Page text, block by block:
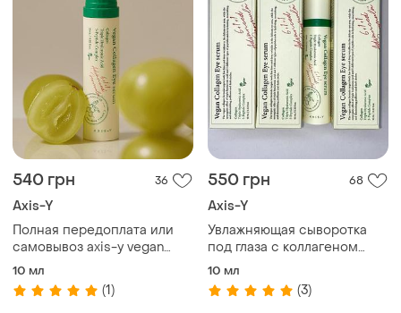
540 грн 36
Axis-Y
Полная передоплата или
самовывоз axis-y vegan
collagen eye serum
сыворотка под глаза с
коллагеном 10 мл maxis y
10 мл
(1)
550 грн 68
Axis-Y
Увлажняющая сыворотка
под глаза с коллагеном
axis-y vegan collagen eye
serum
10 мл
(3)